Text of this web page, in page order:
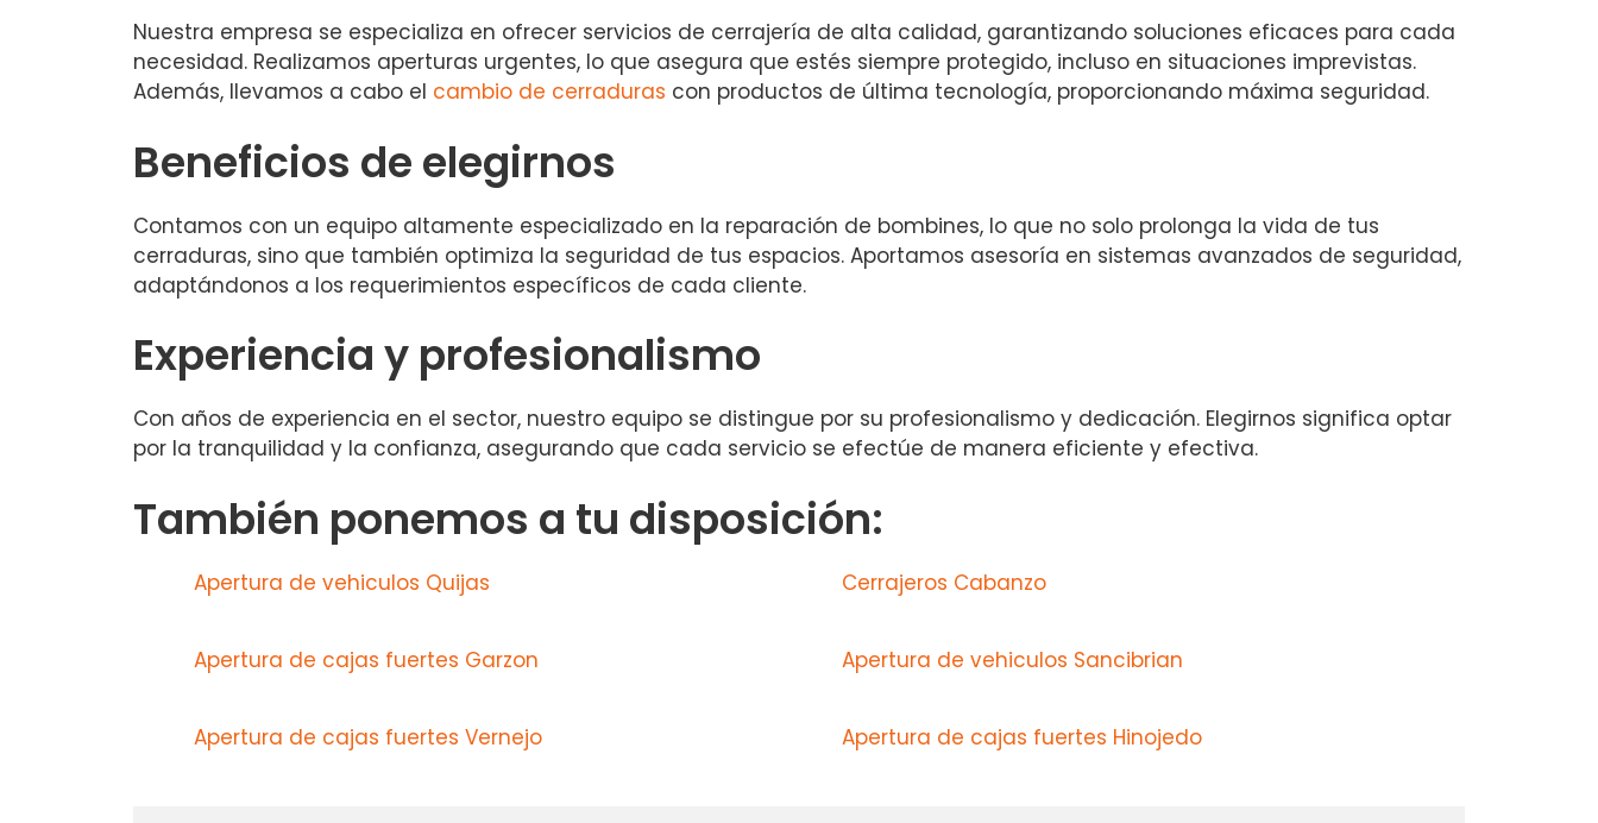
Nuestra empresa se especializa en ofrecer servicios de cerrajería de alta calidad, garantizando soluciones eficaces para cada
necesidad. Realizamos aperturas urgentes, lo que asegura que estés siempre protegido, incluso en situaciones imprevistas.
Además, llevamos a cabo el cambio de cerraduras con productos de última tecnología, proporcionando máxima seguridad.
Beneficios de elegirnos
Contamos con un equipo altamente especializado en la reparación de bombines, lo que no solo prolonga la vida de tus
cerraduras, sino que también optimiza la seguridad de tus espacios. Aportamos asesoría en sistemas avanzados de seguridad,
adaptándonos a los requerimientos específicos de cada cliente.
Experiencia y profesionalismo
Con años de experiencia en el sector, nuestro equipo se distingue por su profesionalismo y dedicación. Elegirnos significa optar
por la tranquilidad y la confianza, asegurando que cada servicio se efectúe de manera eficiente y efectiva.
También ponemos a tu disposición:
Apertura de vehiculos Quijas Cerrajeros Cabanzo
Apertura de cajas fuertes Garzon Apertura de vehiculos Sancibrian
Apertura de cajas fuertes Vernejo Apertura de cajas fuertes Hinojedo